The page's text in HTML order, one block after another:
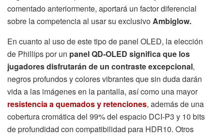
comentado anteriormente, aportará un factor diferencial
sobre la competencia al usar su exclusivo Ambiglow.
En cuanto al uso de este tipo de panel OLED, la elección
de Phillips por un panel QD-OLED significa que los
jugadores disfrutarán de un contraste excepcional,
negros profundos y colores vibrantes que sin duda darán
vida a las imágenes en la pantalla, así como una mayor
resistencia a quemados y retenciones, además de una
cobertura cromática del 99% del espacio DCI-P3 y 10 bits
de profundidad con compatibilidad para HDR10. Otros